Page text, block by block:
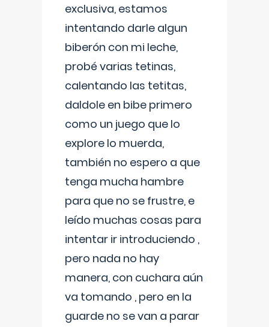
exclusiva, estamos
intentando darle algun
biberón con mi leche,
probé varias tetinas,
calentando las tetitas,
daldole en bibe primero
como un juego que lo
explore lo muerda,
también no espero a que
tenga mucha hambre
para que no se frustre, e
leído muchas cosas para
intentar ir introduciendo ,
pero nada no hay
manera, con cuchara aún
va tomando , pero en la
guarde no se van a parar